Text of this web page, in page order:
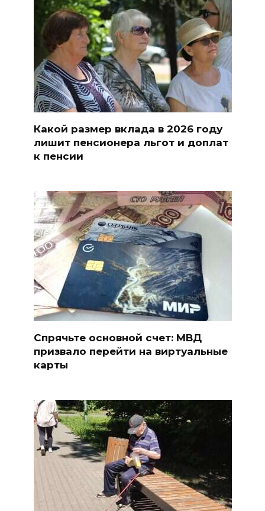
Какой размер вклада в 2026 году
лишит пенсионера льгот и доплат
к пенсии
Спрячьте основной счет: МВД
призвало перейти на виртуальные
карты